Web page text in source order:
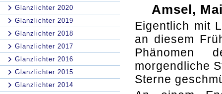
Glanzlichter 2020
Glanzlichter 2019
Glanzlichter 2018
Glanzlichter 2017
Glanzlichter 2016
Glanzlichter 2015
Glanzlichter 2014
Amsel,
Eigentlich mit
an diesem
Phänomen
morgendliche
Sterne